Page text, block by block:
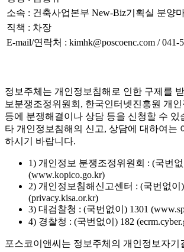
소속 : 건축사업본부 New-Biz기획실 분양
직책 : 차장
E-mail/연락처 : kimhk@poscoenc.com / 041-
정보주체는 개인정보침해로 인한 구제를
보분쟁조정위원회, 한국인터넷진흥원 개
등에 분쟁해결이나 상담 등을 신청할 수 있
타 개인정보침해의 신고, 상담에 대하여는
하시기 바랍니다.
1) 개인정보 분쟁조정위원회 : (국번없
(www.kopico.go.kr)
2) 개인정보침해신고센터 : (국번없이
(privacy.kisa.or.kr)
3) 대검찰청 : (국번없이) 1301
4) 경찰청 : (국번없이) 182
포스코이앤씨는 정보주체의 개인정보자기